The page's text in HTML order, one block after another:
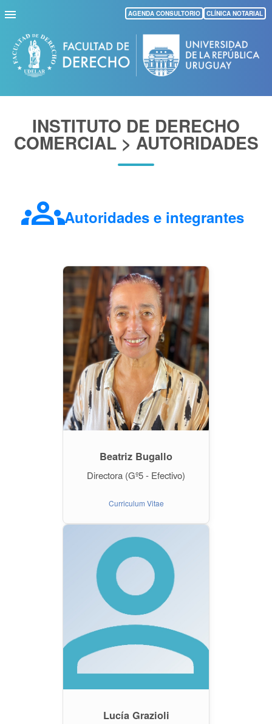
Pasar
al
contenido
principal
AGENDA CONSULTORIO CLÍNICA NOTARIAL
INSTITUTO DE DERECHO
COMERCIAL > AUTORIDADES
groupsAutoridades e integrantes
Beatriz Bugallo
Directora (Gº5 - Efectivo)
Curriculum Vitae
Lucía Grazioli